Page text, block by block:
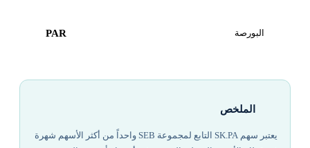
البورصة PAR
الملخص
يعتبر سهم SK.PA التابع لمجموعة SEB واحداً من أكثر الأسهم شهرة